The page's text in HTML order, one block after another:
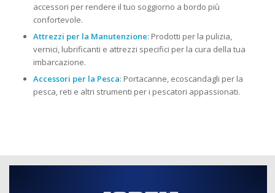
accessori per rendere il tuo soggiorno a bordo più
confortevole.
Attrezzi per la Manutenzione: Prodotti per la pulizia,
vernici, lubrificanti e attrezzi specifici per la cura della tua
imbarcazione.
Accessori per la Pesca: Portacanne, ecoscandagli per la
pesca, reti e altri strumenti per i pescatori appassionati.